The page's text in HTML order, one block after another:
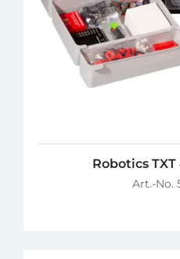
Robotics
Art.-No.